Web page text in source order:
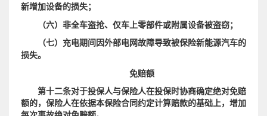
新增加设备的损失；
（六）非全车盗抢、仅车上零部件或附属设备被盗窃；
（七）充电期间因外部电网故障导致被保险新能源汽车的
损失。
免赔额
第十二条对于投保人与保险人在投保时协商确定绝对免赔
额的，保险人在依据本保险合同约定计算赔款的基础上，增加